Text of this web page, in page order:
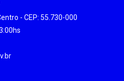
- CEP: 55.730-000